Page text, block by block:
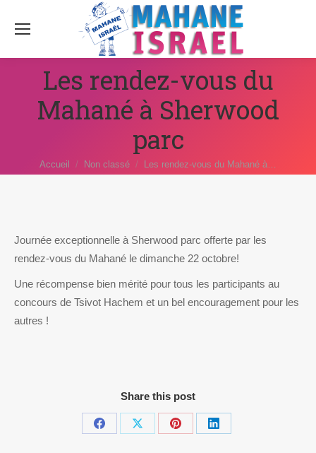
Les rendez-vous du
Mahané à Sherwood
parc
Vous êtes ici :
Accueil Non classé Les rendez-vous du Mahané à…
Journée exceptionnelle à Sherwood parc offerte par les
rendez-vous du Mahané le dimanche 22 octobre!
Une récompense bien mérité pour tous les participants au
concours de Tsivot Hachem et un bel encouragement pour les
autres !
Share this post
PartagerPartagerPartagerPartager